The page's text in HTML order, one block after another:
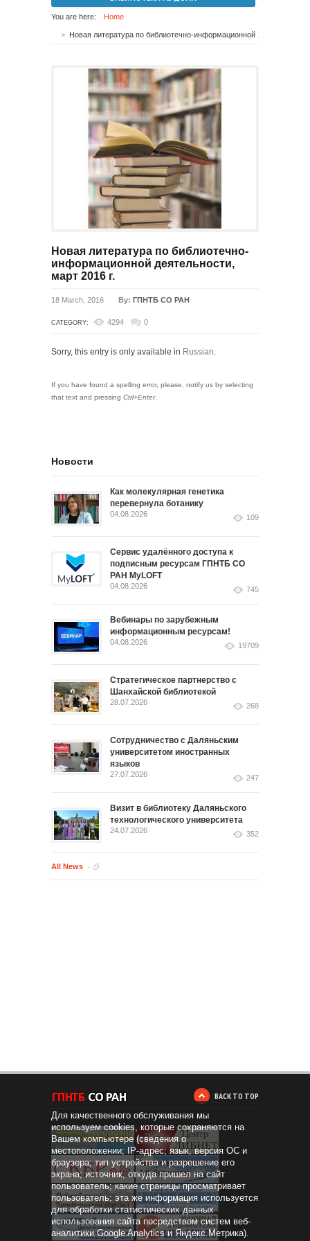
You are here: Home
Новая литература по библиотечно-
информационной деятельности,
март 2016 г.
18 March, 2016 By: ГПНТБ СО РАН
CATEGORY: 4294 0
Sorry, this entry is only available in Russian.
If you have found a spelling error, please, notify us by selecting
that text and pressing Ctrl+Enter.
Новости
Как молекулярная генетика
перевернула ботанику
04.08.2026 109
Сервис удалённого доступа к
подписным ресурсам ГПНТБ СО
РАН MyLOFT
04.08.2026 745
Вебинары по зарубежным
информационным ресурсам!
04.08.2026 19709
Стратегическое партнерство с
Шанхайской библиотекой
28.07.2026 268
Сотрудничество с Даляньским
университетом иностранных
языков
27.07.2026 247
Визит в библиотеку Даляньского
технологического университета
24.07.2026 352
All News
BACK TO TOP
Для качественного обслуживания мы
используем cookies, которые сохраняются на
Вашем компьютере (сведения о
местоположении; IP-адрес; язык, версия ОС и
браузера; тип устройства и разрешение его
экрана; источник, откуда пришел на сайт
пользователь; какие страницы просматривает
пользователь; эта же информация используется
для обработки статистических данных
использования сайта посредством систем веб-
аналитики Google Analytics и Яндекс.Метрика).